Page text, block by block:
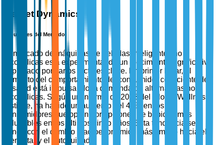
Market Dynamics
Impulsores del Mercado
El mercado de máquinas de bebidas inteligentes no
alcohólicas está experimentando un crecimiento significativo
impulsado por varios factores clave. En primer lugar, el
aumento del comportamiento del consumidor consciente de
la salud está impulsando la demanda de alternativas no
alcohólicas. Según un informe de 2023 del Global Wellness
Institute, ha habido un aumento del 45% en los
consumidores que optan por opciones de bebidas más
saludables en los últimos cinco años. Esta tendencia se
alinea con el cambio macroeconómico más amplio hacia el
bienestar y el autocuidado.